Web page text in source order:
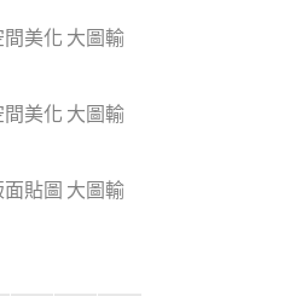
美化 大圖輸
美化 大圖輸
貼圖 大圖輸